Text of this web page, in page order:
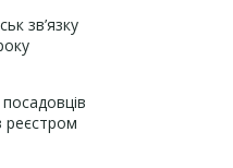
зв’язку
реєстром